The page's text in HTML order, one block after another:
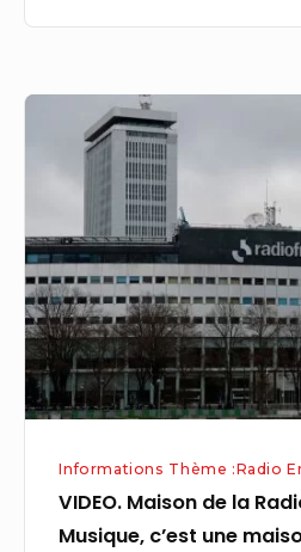
Maison
Radio
et
de
la
Musique,
c’est
maison
ronde…
Informations Thème :Radio
VIDEO. Maison de la
Musique, c’est une